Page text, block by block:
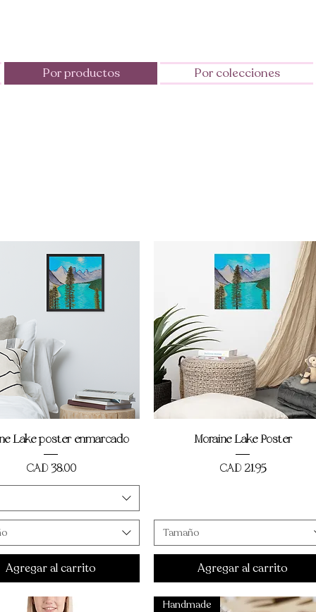
Por productos Por colecciones
Vista rápida
Lake poster enmarcado
Precio
CAD 38,00
Agregar al carrito
Vista rápida
Moraine Lake Poster
Precio
CAD 21,95
Tamaño
Agregar al carrito
Handmade